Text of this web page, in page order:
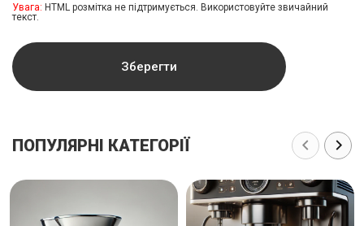
Увага: HTML розмітка не підтримується. Використовуйте звичайний
текст.
Зберегти
ПОПУЛЯРНІ КАТЕГОРІЇ